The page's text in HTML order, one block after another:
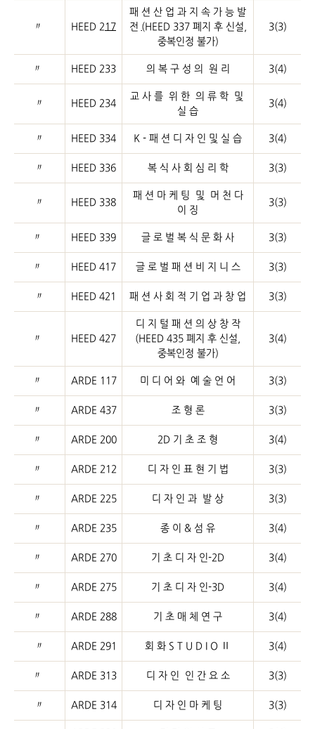
〃 HEED 2 17
패 션 산 업 과 지 속 가 능 발
전 ( HEED 337 폐지 후 신설,
중복인정 불가)
3(3)
〃 HEED 233 의 복 구 성 의 원 리 3(4)
〃 HEED 234
교 사 를 위 한 의 류 학 및
실 습
3(4)
〃 HEED 334 K - 패 션 디 자 인 및 실 습 3(4)
〃 HEED 336 복 식 사 회 심 리 학 3(3)
〃 HEED 338
패 션 마 케 팅 및 머 천 다
이 징
3(3)
〃 HEED 339 글 로 벌 복 식 문 화 사 3(3)
〃 HEED 417 글 로 벌 패 션 비 지 니 스 3(3)
〃 HEED 421 패 션 사 회 적 기 업 과 창 업 3(3)
〃 HEED 427
디 지 털 패 션 의 상 창 작
(HEED 435 폐지 후 신설,
중복인정 불가)
3(4)
〃 ARDE 117 미 디 어 와 예 술 언 어 3(3)
〃 ARDE 437 조 형 론 3(3)
〃 ARDE 200 2D 기 초 조 형 3(4)
〃 ARDE 212 디 자 인 표 현 기 법 3(3)
〃 ARDE 225 디 자 인 과 발 상 3(3)
〃 ARDE 235 종 이 & 섬 유 3(4)
〃 ARDE 270 기 초 디 자 인-2D 3(4)
〃 ARDE 275 기 초 디 자 인-3D 3(4)
〃 ARDE 288 기 초 매 체 연 구 3(4)
〃 ARDE 291 회 화 S T U D I O Ⅱ 3(4)
〃 ARDE 313 디 자 인 인 간 요 소 3(3)
〃 ARDE 314 디 자 인 마 케 팅 3(3)